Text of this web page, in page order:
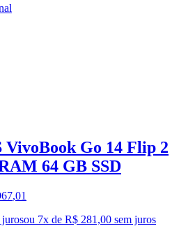
VivoBook Go 14 Flip 2
64 GB SSD
,01
ou 7x de R$ 281,00 sem juros